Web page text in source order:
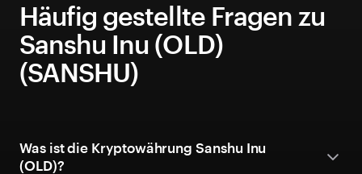
Häufig gestellte Fragen zu
Sanshu Inu (OLD)
(SANSHU)
Was ist die Kryptowährung Sanshu Inu
(OLD)?